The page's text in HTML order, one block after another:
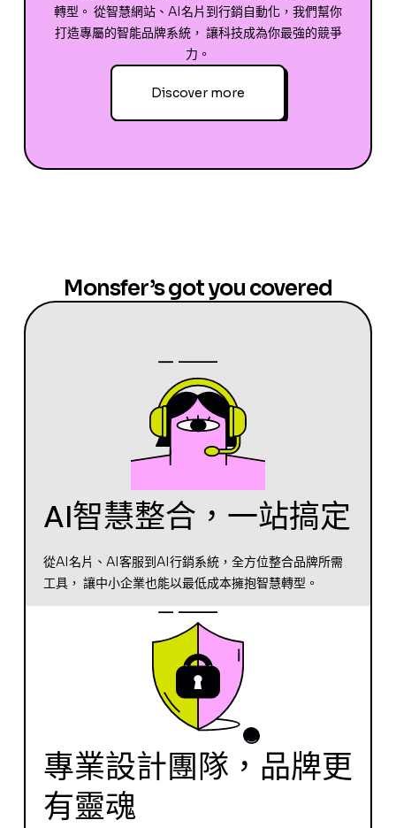
轉型。 從智慧網站、AI名片到行銷自動化，我們幫你
打造專屬的智能品牌系統， 讓科技成為你最強的競爭
力。
Discover more
Monsfer’s got you covered
AI智慧整合，一站搞定
從AI名片、AI客服到AI行銷系統，全方位整合品牌所需
工具， 讓中小企業也能以最低成本擁抱智慧轉型。
專業設計團隊，品牌更
有靈魂